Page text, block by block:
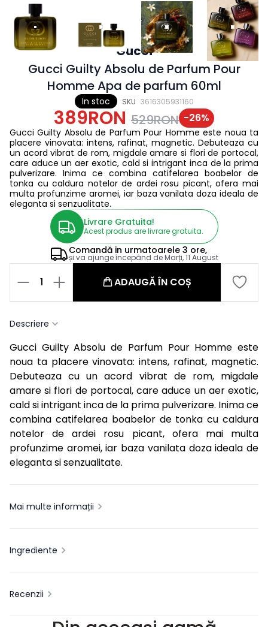
In stoc SKU 3616305931160
Gucci
Gucci Guilty Absolu de Parfum Pour
Homme Apa de parfum 60ml
389RON 529RON -26%
Gucci Guilty Absolu de Parfum Pour Homme este noua ta
placere vinovata: intens, rafinat, magnetic. Debuteaza cu
un acord vibrat de rom, migdale amare si flori de portocal,
care aduce un aer exotic, cald si intrigant inca de la prima
pulverizare. Inima ce combina catifelarea boabelor de
tonka cu caldura notelor de ardei rosu picant, ofera mai
multa profunzime aromei, iar baza vanilata doza ideala de
eleganta si senzualitate.
Livrare Gratuita!
Acest produs are livrare gratuita.
Comandă in urmatoarele 3 ore,
și va ajunge începând deMarți, 11 August
1 ADAUGĂ ÎN COȘ
Descriere
Gucci Guilty Absolu de Parfum Pour Homme este
noua ta placere vinovata: intens, rafinat, magnetic.
Debuteaza cu un acord vibrat de rom, migdale
amare si flori de portocal, care aduce un aer exotic,
cald si intrigant inca de la prima pulverizare. Inima ce
combina catifelarea boabelor de tonka cu caldura
notelor de ardei rosu picant, ofera mai multa
profunzime aromei, iar baza vanilata doza ideala de
eleganta si senzualitate.
Mai multe informații
Ingrediente
Recenzii